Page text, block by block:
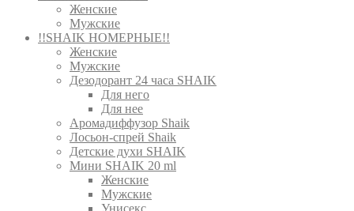
Женские
Мужские
!!SHAIK НОМЕРНЫЕ!!
Женские
Мужские
Дезодорант 24 часа SHAIK
Для него
Для нее
Аромадиффузор Shaik
Лосьон-спрей Shaik
Детские духи SHAIK
Мини SHAIK 20 ml
Женские
Мужские
Унисекс